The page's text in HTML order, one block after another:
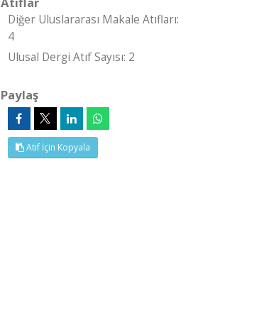
Diğer Uluslararası Makale Atıfları:
4
Ulusal Dergi Atıf Sayısı: 2
Paylaş
Atıf İçin Kopyala